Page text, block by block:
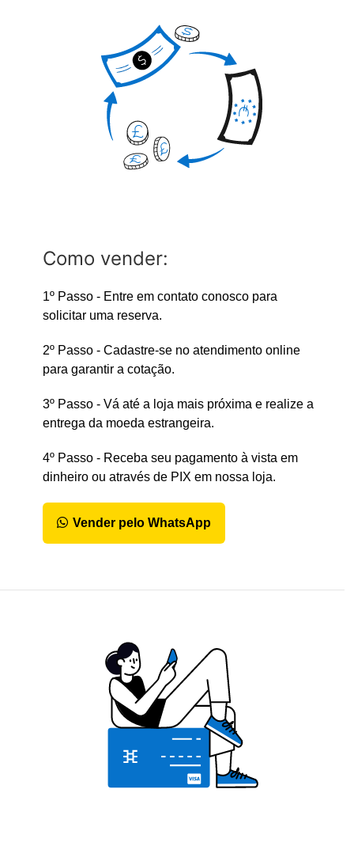
Como vender:
1º Passo - Entre em contato conosco para
solicitar uma reserva.
2º Passo - Cadastre-se no atendimento online
para garantir a cotação.
3º Passo - Vá até a loja mais próxima e realize a
entrega da moeda estrangeira.
4º Passo - Receba seu pagamento à vista em
dinheiro ou através de PIX em nossa loja.
Vender pelo WhatsApp